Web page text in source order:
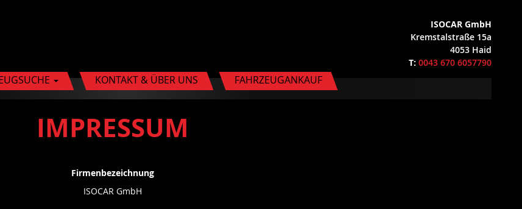
ISOCAR GmbH
Kremstalstraße 15a
4053 Haid
T: 0043 670 6057790
KONTAKT & ÜBER UNS FAHRZEUGANKAUF
IMPRESSUM
Firmenbezeichnung
ISOCAR GmbH